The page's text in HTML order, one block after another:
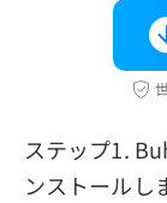
ステップ1.
ンストールし